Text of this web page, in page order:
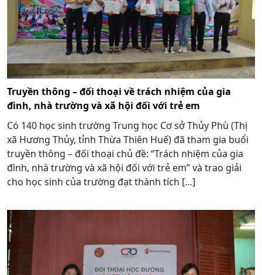
Truyền thông – đối thoại về trách nhiệm của gia
đình, nhà trường và xã hội đối với trẻ em
Có 140 học sinh trường Trung học Cơ sở Thủy Phù (Thị
xã Hương Thủy, tỉnh Thừa Thiên Huế) đã tham gia buổi
truyền thông – đối thoại chủ đề: “Trách nhiệm của gia
đình, nhà trường và xã hội đối với trẻ em” và trao giải
cho học sinh của trường đạt thành tích […]